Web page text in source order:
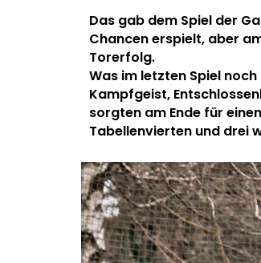
Das gab dem Spiel der
Chancen erspielt, aber
Torerfolg.
Was im letzten Spiel
Kampfgeist,
sorgten am Ende für
Tabellenvierten und drei